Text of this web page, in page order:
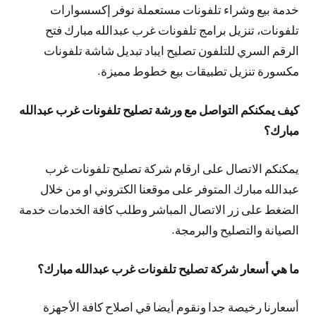
خدمة بيع وشراء تلفونات مستعملة نوفر إكسسوارات
تلفونات، تنزيل برامج تلفونات غرب عبدالله مبارك فتح
الرقم السري للتلفون تصليح ايباد تبديل شاشة تلفونات
مكسورة تنزيل تطبيقات بيع خطوط مميزة.
كيف يمكنكم التواصل مع ورشة تصليح تلفونات غرب عبدالله
مبارك؟
يمكنكم الاتصال على ارقام شركة تصليح تلفونات غرب
عبدالله مبارك المتوفر على موقعنا الكتروني او من خلال
الضغط على زر الاتصال المباشر وطلب كافة الخدمات خدمة
الصيانة والتصليح والبرمجة.
ما هي أسعار شركة تصليح تلفونات غرب عبدالله مبارك؟
أسعارنا رخيصة جدا ونقوم أيضا قي اصلاح كافة الأجهزة